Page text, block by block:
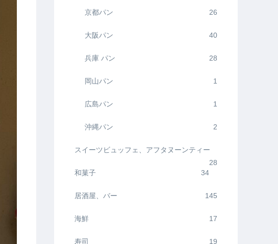
京都パン 26
大阪パン 40
兵庫 パン 28
岡山パン 1
広島パン 1
沖縄パン 2
スイーツビュッフェ、アフタヌーンティー
28
和菓子
34
居酒屋、バー 145
海鮮 17
寿司 19